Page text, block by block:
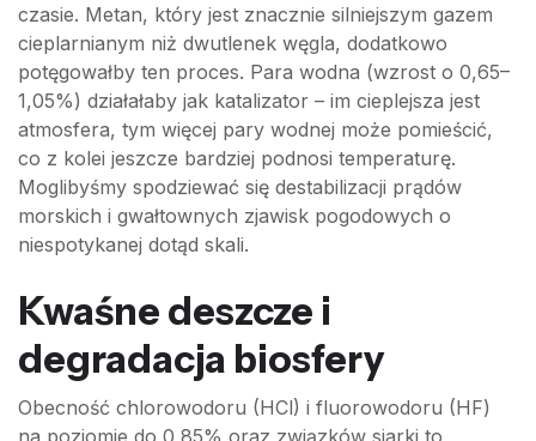
czasie. Metan, który jest znacznie silniejszym gazem
cieplarnianym niż dwutlenek węgla, dodatkowo
potęgowałby ten proces. Para wodna (wzrost o 0,65–
1,05%) działałaby jak katalizator – im cieplejsza jest
atmosfera, tym więcej pary wodnej może pomieścić,
co z kolei jeszcze bardziej podnosi temperaturę.
Moglibyśmy spodziewać się destabilizacji prądów
morskich i gwałtownych zjawisk pogodowych o
niespotykanej dotąd skali.
Kwaśne deszcze i
degradacja biosfery
Obecność chlorowodoru (HCl) i fluorowodoru (HF)